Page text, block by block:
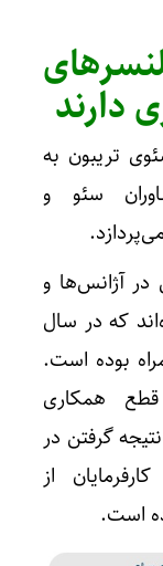
دارند
تریبون به
سئو و
آژانس‌ها و
که در سال
بوده است.
دلیل قطع همکاری
گرفتن در
از
است.